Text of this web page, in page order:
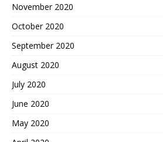
November 2020
October 2020
September 2020
August 2020
July 2020
June 2020
May 2020